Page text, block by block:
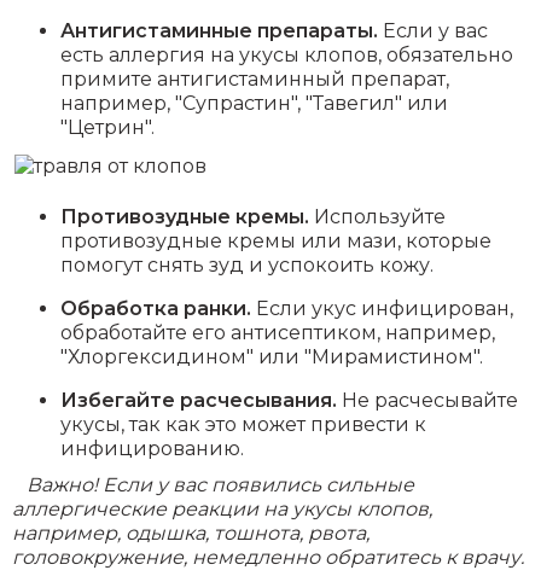
Антигистаминные препараты. Если у вас
есть аллергия на укусы клопов, обязательно
примите антигистаминный препарат,
например, "Супрастин", "Тавегил" или
"Цетрин".
Противозудные кремы. Используйте
противозудные кремы или мази, которые
помогут снять зуд и успокоить кожу.
Обработка ранки. Если укус инфицирован,
обработайте его антисептиком, например,
"Хлоргексидином" или "Мирамистином".
Избегайте расчесывания. Не расчесывайте
укусы, так как это может привести к
инфицированию.
Важно! Если у вас появились сильные
аллергические реакции на укусы клопов,
например, одышка, тошнота, рвота,
головокружение, немедленно обратитесь к врачу.